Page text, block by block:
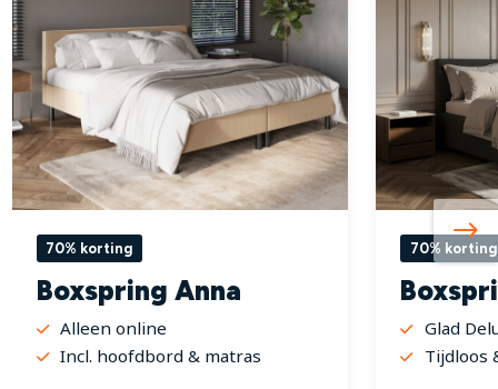
70% korting
Boxspring Anna
Alleen online
Incl. hoofdbord & matras
70% korting
Glad
Tijdloos